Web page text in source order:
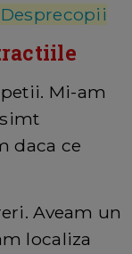
Mi-am
daca ce
Aveam un
localiza